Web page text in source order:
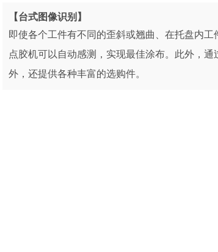
【台式图像识别】
即使各个工件有不同的歪斜或翘曲、在托盘内工
点胶机可以自动感测，实现最佳涂布。此外，
外，还提供各种丰富的选购件。